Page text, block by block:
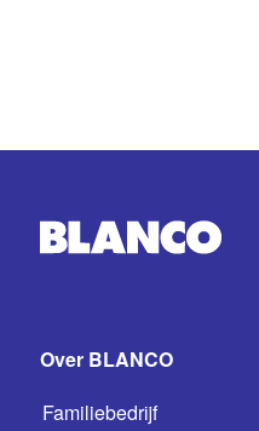
Over BLANCO
Familiebedrijf